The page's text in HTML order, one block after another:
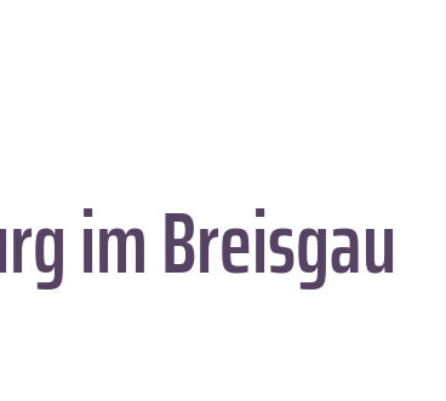
im Breisgau